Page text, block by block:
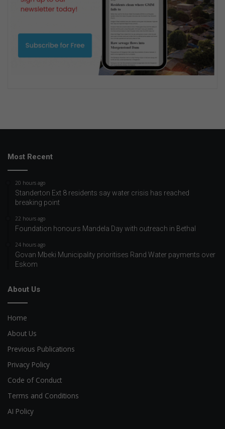
Most Recent
20 hours ago
Standerton Ext 8 residents say water crisis has reached
breaking point
22 hours ago
Foundation honours Mandela Day with outreach in Bethal
24 hours ago
Govan Mbeki Municipality prioritises Rand Water payments over
Eskom
About Us
Home
About Us
Previous Publications
Privacy Policy
Code of Conduct
Terms and Conditions
AI Policy